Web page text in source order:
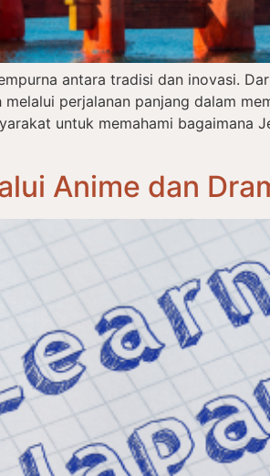
antara tradisi dan inovasi.
perjalanan panjang dalam
untuk memahami bagaimana
Anime dan